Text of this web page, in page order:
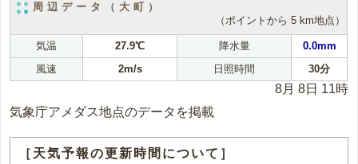
周辺データ（大町）
（ポイントから 5 km地点）
気温 27.9℃ 降水量
0.0mm
風速
2m/s 日照時間 30分
8月 8日 11時
気象庁アメダス地点のデータを掲載
［天気予報の更新時間について］